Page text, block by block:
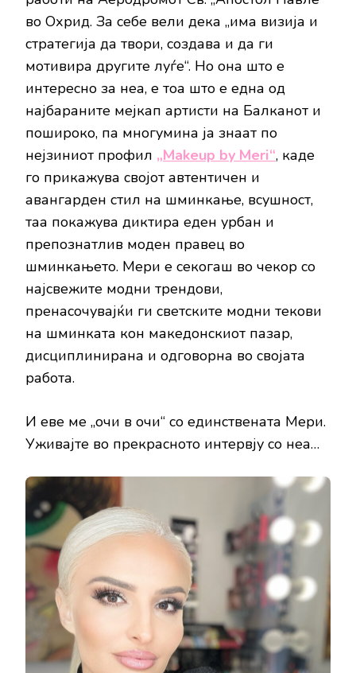
во Охрид. За себе вели дека „има визија и
стратегија да твори, создава и да ги
мотивира другите луѓе“. Но она што е
интересно за неа, е тоа што е една од
најбараните мејкап артисти на Балканот и
пошироко, па многумина ја знаат по
нејзиниот профил „Makeup by Meri“, каде
го прикажува својот автентичен и
авангарден стил на шминкање, всушност,
таа покажува диктира еден урбан и
препознатлив моден правец во
шминкањето. Мери е секогаш во чекор со
најсвежите модни трендови,
пренасочувајќи ги светските модни текови
на шминката кон македонскиот пазар,
дисциплинирана и одговорна во својата
работа.
И еве ме „очи в очи“ со единствената Мери.
Уживајте во прекрасното интервју со неа…